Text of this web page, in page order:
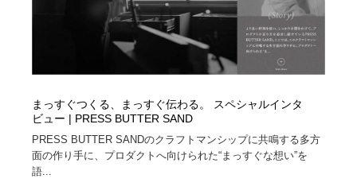
まっすぐつくる、まっすぐ伝わる。 スペシャルインタ
ビュー | PRESS BUTTER SAND
PRESS BUTTER SANDのクラフトマンシップに共鳴する多方
面の作り手に、プロダクトへ向けられた“まっすぐな想い”を
語...